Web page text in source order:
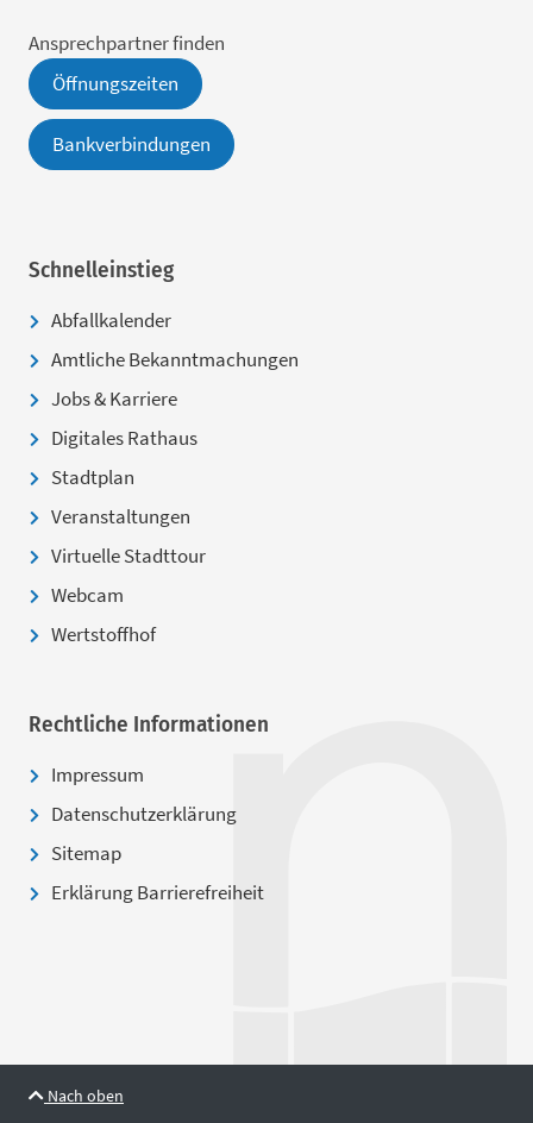
Ansprechpartner finden
Öffnungszeiten
Bankverbindungen
Schnelleinstieg
Abfallkalender
Amtliche Bekanntmachungen
Jobs & Karriere
Digitales Rathaus
Stadtplan
Veranstaltungen
Virtuelle Stadttour
Webcam
Wertstoffhof
Rechtliche Informationen
Impressum
Datenschutzerklärung
Sitemap
Erklärung Barrierefreiheit
Nach oben